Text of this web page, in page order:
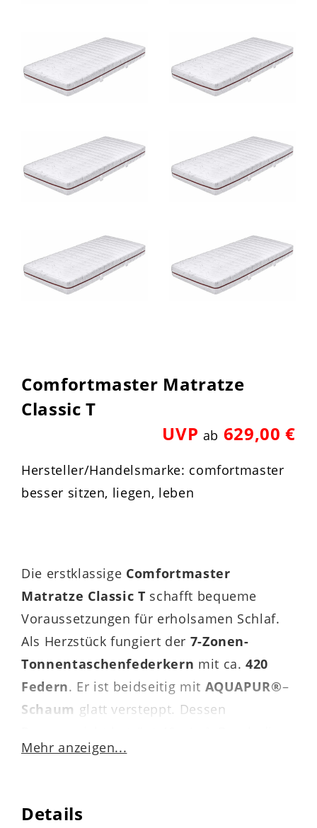
Comfortmaster Matratze
Classic T
UVP ab 629,00 €
Hersteller/Handelsmarke: comfortmaster
besser sitzen, liegen, leben
Die erstklassige Comfortmaster
Matratze Classic T schafft bequeme
Voraussetzungen für erholsamen Schlaf.
Als Herzstück fungiert der 7-Zonen-
Tonnentaschenfederkern mit ca.420
Federn. Er ist beidseitig mit AQUAPUR®–
Schaum glatt versteppt. Dessen
ergonomische Zoneneinteilung
Mehr anzeigen...
Details